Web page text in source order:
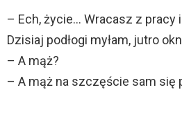
– Ech, życie… Wracasz z pracy
Dzisiaj podłogi myłam, jutro
– A mąż?
– A mąż na szczęście sam się